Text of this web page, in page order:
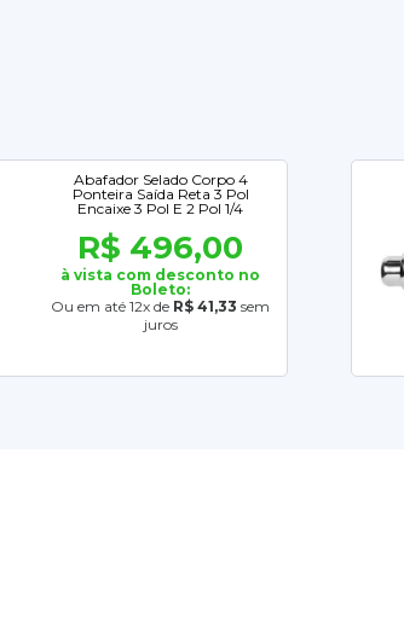
Abafador Selado Corpo 4
Ponteira Saída Reta 3 Pol
Encaixe 3 Pol E 2 Pol 1/4
R$ 496,00
à vista com desconto no
Boleto:
Ou em até 12x de R$ 41,33 sem
juros